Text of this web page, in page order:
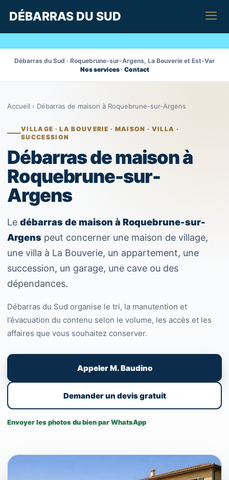
DÉBARRAS DU SUD
Débarras du Sud · Roquebrune-sur-Argens, La Bouverie et Est-Var
Nos services · Contact
Accueil › Débarras de maison à Roquebrune-sur-Argens
VILLAGE · LA BOUVERIE · MAISON · VILLA ·
SUCCESSION
Débarras de maison à
Roquebrune-sur-
Argens
Le débarras de maison à Roquebrune-sur-
Argens peut concerner une maison de village,
une villa à La Bouverie, un appartement, une
succession, un garage, une cave ou des
dépendances.
Débarras du Sud organise le tri, la manutention et
l’évacuation du contenu selon le volume, les accès et les
affaires que vous souhaitez conserver.
Appeler M. Baudino
Demander un devis gratuit
Envoyer les photos du bien par WhatsApp